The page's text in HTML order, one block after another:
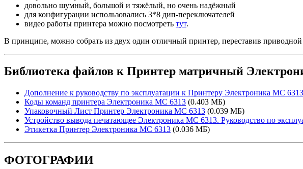
довольно шумный, большой и тяжёлый, но очень надёжный
для конфигурации использовались 3*8 дип-переключателей
видео работы принтера можно посмотреть тут.
В принципе, можно собрать из двух один отличный принтер, переставив
Библиотека файлов к Принтер матричный
Дополнение к руководству по эксплуатации к Принтеру Электроника МС 6313
Коды команд принтера Электроника МС 6313 (0.403 МБ)
Упаковочный Лист Принтер Электроника МС 6313 (0.039 МБ)
Устройство вывода печатающее Электроника МС 6313. Руководство по
Этикетка Принтер Электроника МС 6313 (0.036 МБ)
ФОТОГРАФИИ